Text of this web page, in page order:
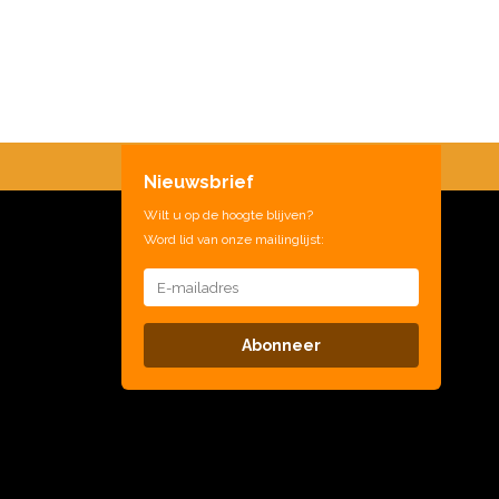
Nieuwsbrief
Wilt u op de hoogte blijven?
Word lid van onze mailinglijst:
Abonneer